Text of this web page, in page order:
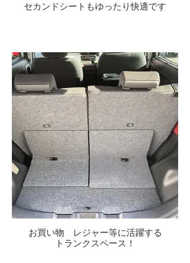
セカンドシートもゆったり快適です
お買い物 レジャー等に活躍する
トランクスペース！